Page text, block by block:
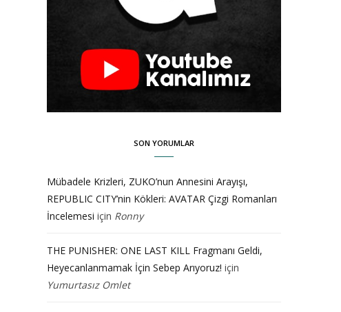
SON YORUMLAR
Mübadele Krizleri, ZUKO’nun Annesini Arayışı,
REPUBLIC CITY’nin Kökleri: AVATAR Çizgi Romanları
İncelemesi için Ronny
THE PUNISHER: ONE LAST KILL Fragmanı Geldi,
Heyecanlanmamak İçin Sebep Arıyoruz! için
Yumurtasız Omlet